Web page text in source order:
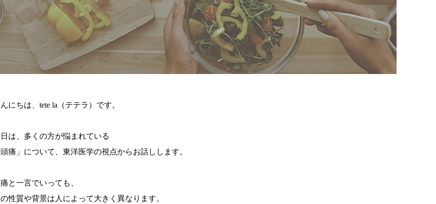
にちは、tete la（テテラ）です。
は、多くの方が悩まれている
痛」について、東洋医学の視点からお話しします。
と一言でいっても、
性質や背景は人によって大きく異なります。